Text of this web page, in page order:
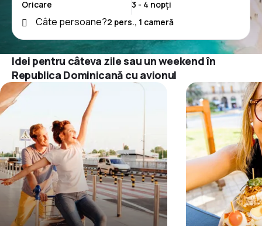
Câte persoane?
Idei pentru câteva zile sau un weekend în
Republica Dominicană cu avionul